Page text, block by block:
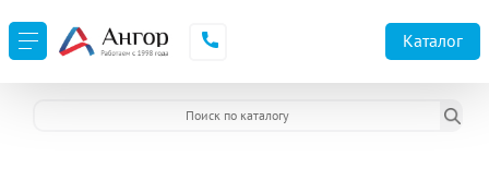
Каталог